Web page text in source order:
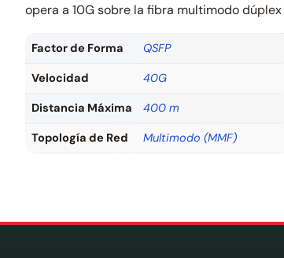
opera a 10G sobre la fibra multimodo
Factor de Forma QSFP
Velocidad 40G
Distancia Máxima 400 m
Topología de Red Multimodo (MMF)